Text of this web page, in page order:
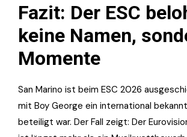
Fazit: Der ESC
keine Namen,
Momente
San Marino ist beim ESC 2026
mit Boy George ein international
beteiligt war. Der Fall zeigt: Der